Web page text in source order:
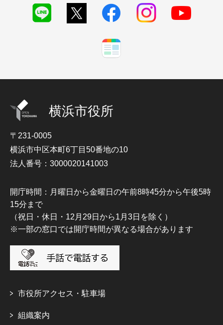
横浜市役所
〒231-0005
横浜市中区本町6丁目50番地の10
法人番号：3000020141003
開庁時間：月曜日から金曜日の午前8時45分から午後5時
15分まで
（祝日・休日・12月29日から1月3日を除く）
※一部の窓口では開庁時間が異なる場合があります
市役所アクセス・駐車場
組織案内